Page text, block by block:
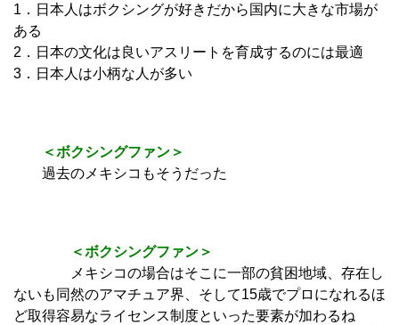
1．日本人はボクシングが好きだから国内に大きな市場が
ある
2．日本の文化は良いアスリートを育成するのには最適
3．日本人は小柄な人が多い
＜ボクシングファン＞
過去のメキシコもそうだった
＜ボクシングファン＞
メキシコの場合はそこに一部の貧困地域、存在し
ないも同然のアマチュア界、そして15歳でプロになれるほ
ど取得容易なライセンス制度といった要素が加わるね